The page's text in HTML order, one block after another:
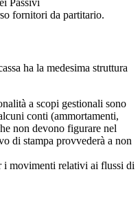
fornitori da partitario.
ha la medesima struttura
a scopi gestionali sono
conti (ammortamenti,
non devono figurare nel
di stampa provvederà a non
i movimenti relativi ai flussi di